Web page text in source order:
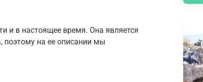
и в настоящее время. Она является
поэтому на ее описании мы